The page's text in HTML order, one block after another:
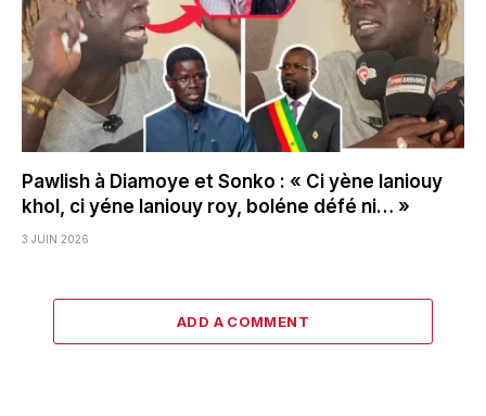
Pawlish à Diamoye et Sonko : « Ci yène laniouy
khol, ci yéne laniouy roy, boléne défé ni… »
3 JUIN 2026
ADD A COMMENT